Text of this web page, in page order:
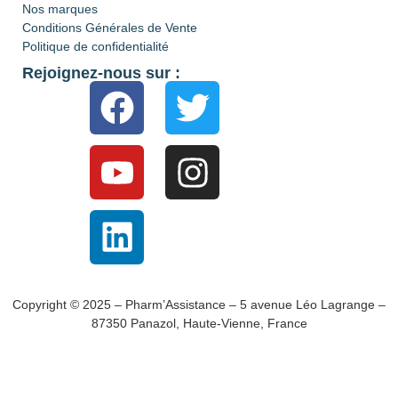
Nos marques
Conditions Générales de Vente
Politique de confidentialité
Rejoignez-nous sur :
Copyright © 2025 – Pharm’Assistance – 5 avenue Léo Lagrange –
87350 Panazol, Haute-Vienne, France